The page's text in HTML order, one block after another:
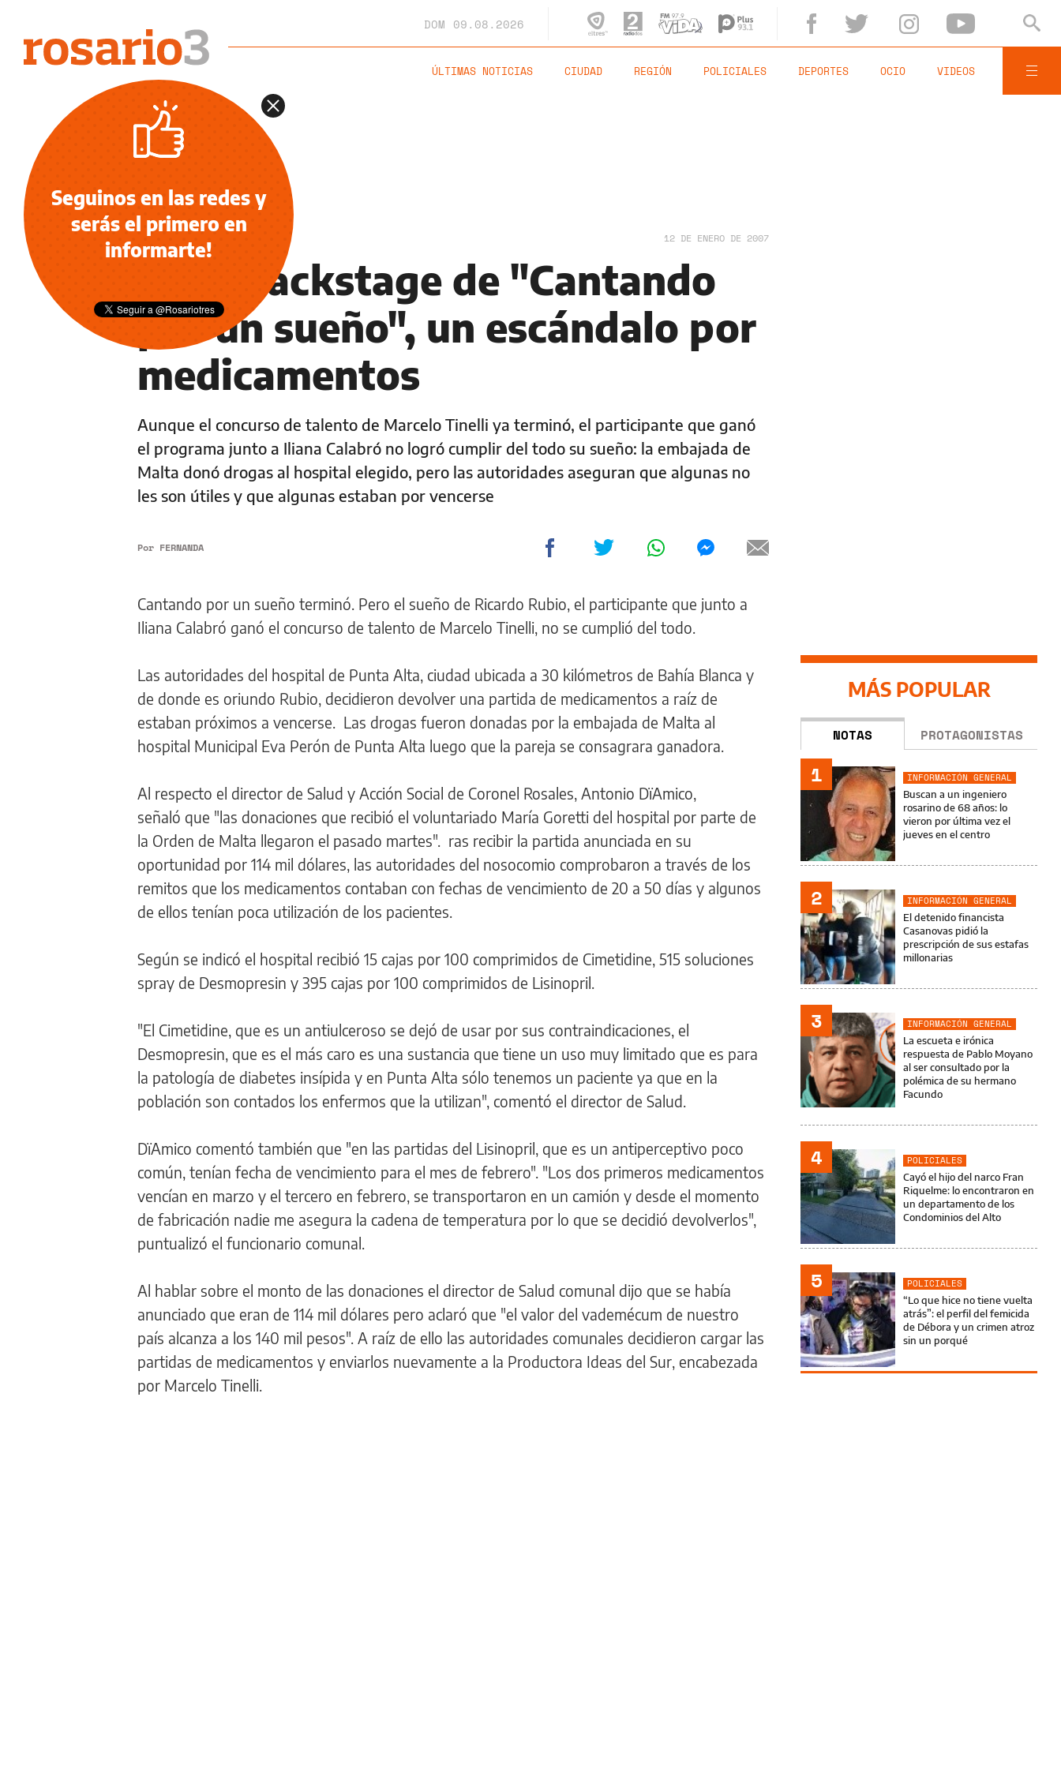
DOM 09.08.2026
ÚLTIMAS NOTICIAS CIUDAD REGIÓN POLICIALES DEPORTES OCIO VIDEOS
NOTICIAS 12 DE ENERO DE 2007
En el backstage de "Cantando
por un sueño", un escándalo por
medicamentos
Aunque el concurso de talento de Marcelo Tinelli ya terminó, el participante que ganó
el programa junto a Iliana Calabró no logró cumplir del todo su sueño: la embajada de
Malta donó drogas al hospital elegido, pero las autoridades aseguran que algunas no
les son útiles y que algunas estaban por vencerse
Por FERNANDA
Cantando por un sueño terminó. Pero el sueño de Ricardo Rubio, el participante que junto a
Iliana Calabró ganó el concurso de talento de Marcelo Tinelli, no se cumplió del todo.
Las autoridades del hospital de Punta Alta, ciudad ubicada a 30 kilómetros de Bahía Blanca y
de donde es oriundo Rubio, decidieron devolver una partida de medicamentos a raíz de
estaban próximos a vencerse. Las drogas fueron donadas por la embajada de Malta al
hospital Municipal Eva Perón de Punta Alta luego que la pareja se consagrara ganadora.
Al respecto el director de Salud y Acción Social de Coronel Rosales, Antonio DïAmico,
señaló que "las donaciones que recibió el voluntariado María Goretti del hospital por parte de
la Orden de Malta llegaron el pasado martes". ras recibir la partida anunciada en su
oportunidad por 114 mil dólares, las autoridades del nosocomio comprobaron a través de los
remitos que los medicamentos contaban con fechas de vencimiento de 20 a 50 días y algunos
de ellos tenían poca utilización de los pacientes.
Según se indicó el hospital recibió 15 cajas por 100 comprimidos de Cimetidine, 515 soluciones
spray de Desmopresin y 395 cajas por 100 comprimidos de Lisinopril.
"El Cimetidine, que es un antiulceroso se dejó de usar por sus contraindicaciones, el
Desmopresin, que es el más caro es una sustancia que tiene un uso muy limitado que es para
la patología de diabetes insípida y en Punta Alta sólo tenemos un paciente ya que en la
población son contados los enfermos que la utilizan", comentó el director de Salud.
DïAmico comentó también que "en las partidas del Lisinopril, que es un antiperceptivo poco
común, tenían fecha de vencimiento para el mes de febrero". "Los dos primeros medicamentos
vencían en marzo y el tercero en febrero, se transportaron en un camión y desde el momento
de fabricación nadie me asegura la cadena de temperatura por lo que se decidió devolverlos",
puntualizó el funcionario comunal.
Al hablar sobre el monto de las donaciones el director de Salud comunal dijo que se había
anunciado que eran de 114 mil dólares pero aclaró que "el valor del vademécum de nuestro
país alcanza a los 140 mil pesos". A raíz de ello las autoridades comunales decidieron cargar las
partidas de medicamentos y enviarlos nuevamente a la Productora Ideas del Sur, encabezada
por Marcelo Tinelli.
MÁS POPULAR
NOTAS PROTAGONISTAS
1
INFORMACIÓN GENERAL
Buscan a un ingeniero
rosarino de 68 años: lo
vieron por última vez el
jueves en el centro
2
INFORMACIÓN GENERAL
El detenido financista
Casanovas pidió la
prescripción de sus estafas
millonarias
3
INFORMACIÓN GENERAL
La escueta e irónica
respuesta de Pablo Moyano
al ser consultado por la
polémica de su hermano
Facundo
4
POLICIALES
Cayó el hijo del narco Fran
Riquelme: lo encontraron en
un departamento de los
Condominios del Alto
5
POLICIALES
“Lo que hice no tiene vuelta
atrás”: el perfil del femicida
de Débora y un crimen atroz
sin un porqué
Seguinos en las redes y
serás el primero en
informarte!